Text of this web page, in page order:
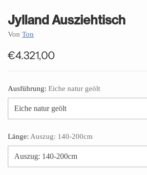
Jylland Ausziehtisch
Von Ton
Normaler
€4.321,00
Ausführung: Eiche natur geölt
Länge: Auszug: 140-200cm